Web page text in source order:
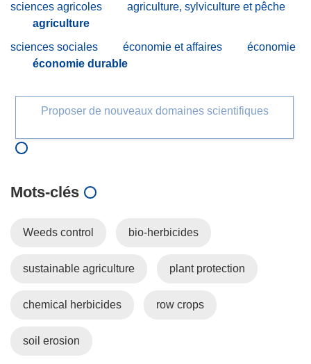
sciences agricoles
agriculture, sylviculture et pêche
agriculture
sciences sociales
économie et affaires
économie
économie durable
Proposer de nouveaux domaines scientifiques
Mots‑clés
Weeds control bio-herbicides
sustainable agriculture plant protection
chemical herbicides row crops
soil erosion